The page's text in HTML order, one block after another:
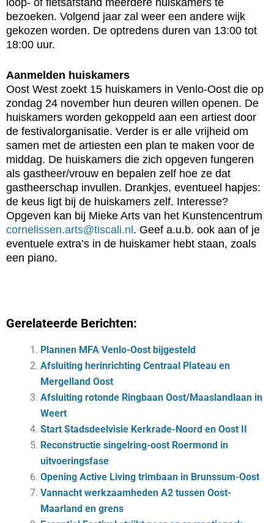
bezoeken. Volgend jaar zal weer een andere wijk
gekozen worden. De optredens duren van 13:00 tot
18:00 uur.
Aanmelden huiskamers
Oost West zoekt 15 huiskamers in Venlo-Oost die op
zondag 24 november hun deuren willen openen. De
huiskamers worden gekoppeld aan een artiest door
de festivalorganisatie. Verder is er alle vrijheid om
samen met de artiesten een plan te maken voor de
middag. De huiskamers die zich opgeven fungeren
als gastheer/vrouw en bepalen zelf hoe ze dat
gastheerschap invullen. Drankjes, eventueel hapjes:
de keus ligt bij de huiskamers zelf. Interesse?
Opgeven kan bij Mieke Arts van het Kunstencentrum
cornelissen.arts@tiscali.nl. Geef a.u.b. ook aan of je
eventuele extra’s in de huiskamer hebt staan, zoals
een piano.
Gerelateerde Berichten:
Plannen MFA Venlo-Oost bijgesteld
Afsluiting herinrichting Centraal Plateau en
Mergelland Oost
Afsluiting rotonde Ringbaan Oost/Maaslandlaan in
Weert
Start Stadsdeelvisie Kerkrade-Noord en Oost II
Reconstructie singelring-oost Roermond in
uitvoeringsfase
Opening Active Living trimbaan in Brunssum-Oost
Vannacht werkzaamheden A2 tussen Oost-
Maarland en grens